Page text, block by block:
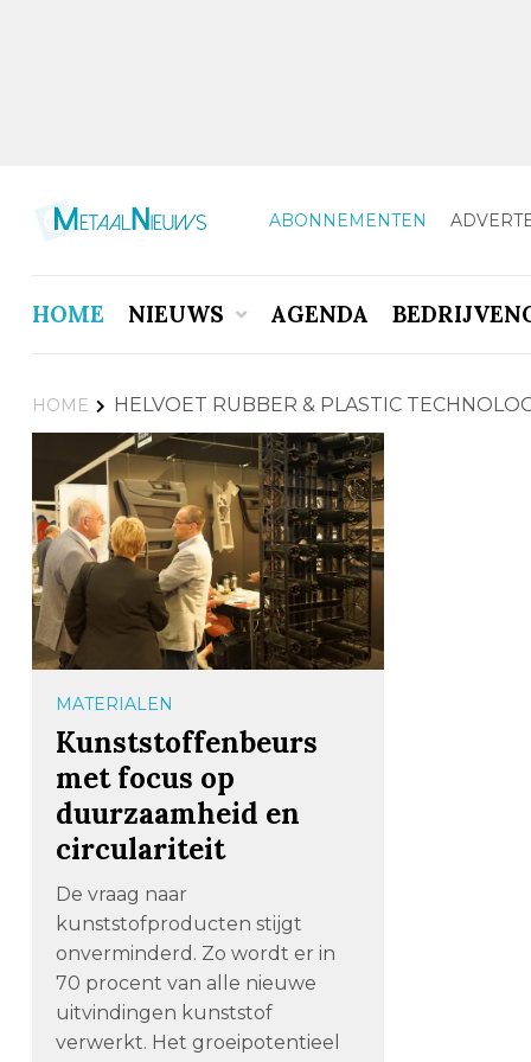
ABONNEMENTEN
HOME NIEUWS AGENDA
HOME HELVOET RUBBER & PLASTIC
MATERIALEN
Kunststoffenbeurs
met focus op
duurzaamheid en
circulariteit
De vraag naar
kunststofproducten stijgt
onverminderd. Zo wordt er in
70 procent van alle nieuwe
uitvindingen kunststof
verwerkt. Het groeipotentieel